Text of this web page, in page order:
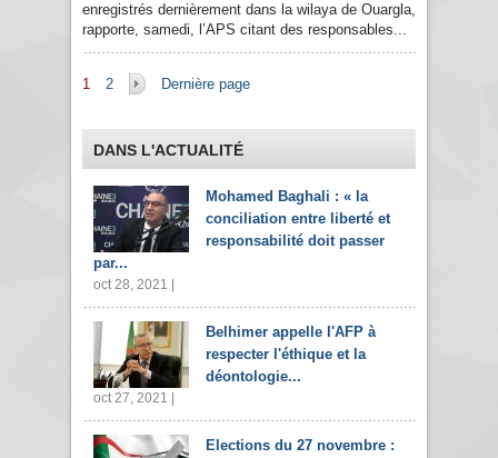
enregistrés dernièrement dans la wilaya de Ouargla,
rapporte, samedi, l’APS citant des responsables...
Pages
1 2 Dernière page
DANS L'ACTUALITÉ
Mohamed Baghali : « la
conciliation entre liberté et
responsabilité doit passer
par...
oct 28, 2021 |
Belhimer appelle l'AFP à
respecter l'éthique et la
déontologie...
oct 27, 2021 |
Elections du 27 novembre :